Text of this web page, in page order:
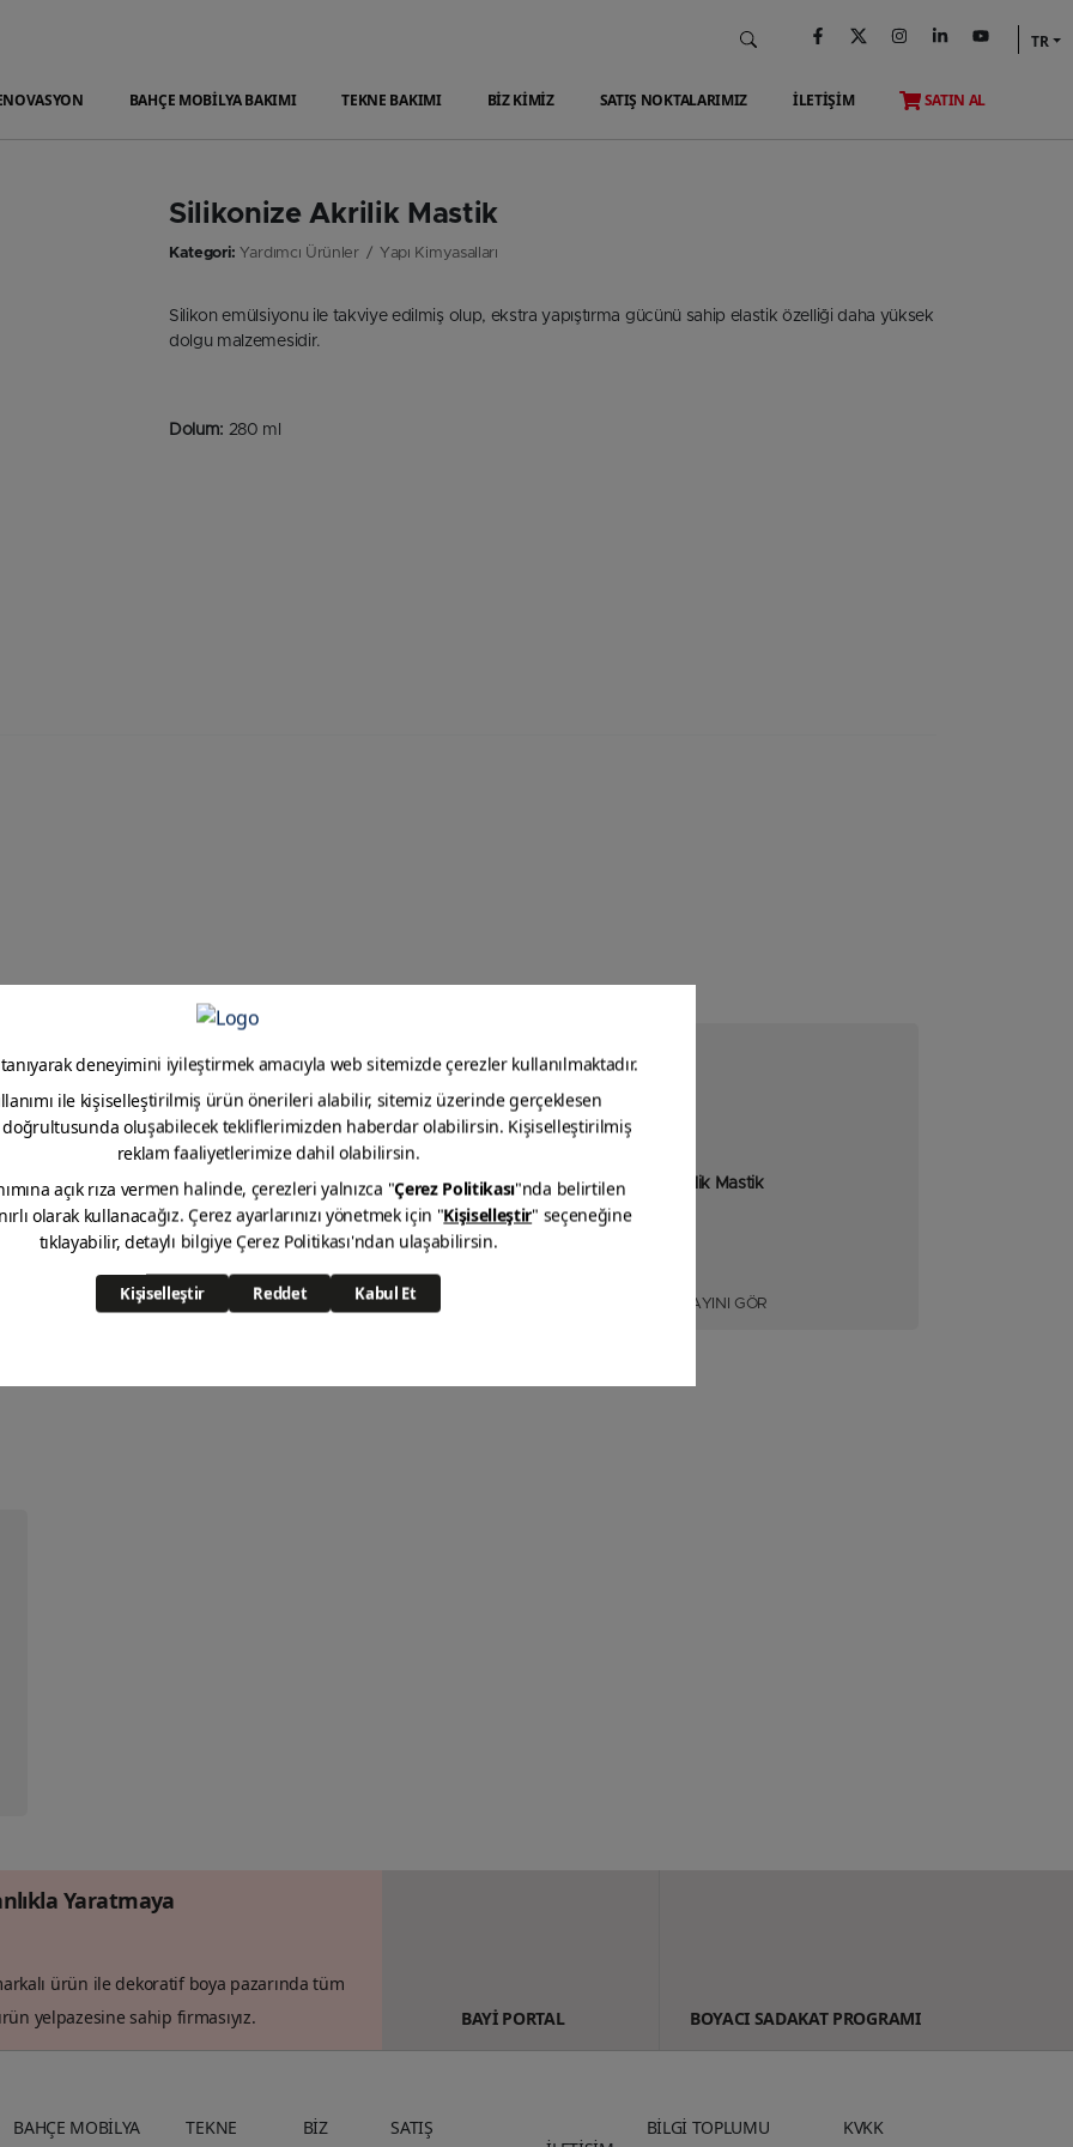
BAHÇE MOBİLYA BAKIMI TEKNE BAKIMI BİZ KİMİZ SATIŞ NOKTALARIMIZ İLETİŞİM SATIN AL
TR
Silikonize Akrilik Mastik
Kategori: Yardımcı Ürünler Yapı Kimyasalları
Silikon emülsiyonu ile takviye edilmiş olup, ekstra yapıştırma gücünü sahip elastik özelliği daha yüksek
dolgu malzemesidir.
Dolum: 280 ml
Poliüretan Yapıştırıcı Köpük
DETAYINI GÖR
Akrilik Mastik
DETAYINI GÖR
Yaratmaya
ürün ile dekoratif boya pazarında tüm
yelpazesine sahip firmasıyız.
BAYİ PORTAL BOYACI SADAKAT PROGRAMI
BAHÇE MOBİLYA TEKNE BİZ
SATIŞ
BİLGİ TOPLUMU KVKK